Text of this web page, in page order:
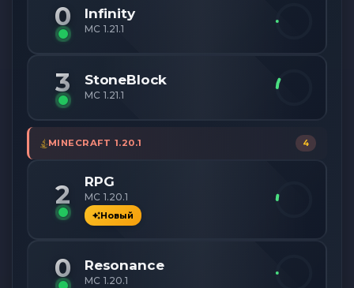
0 Infinity
MC 1.21.1
3 StoneBlock
MC 1.21.1
MINECRAFT 1.20.1 4
2 RPG
MC 1.20.1
Новый
0 Resonance
MC 1.20.1